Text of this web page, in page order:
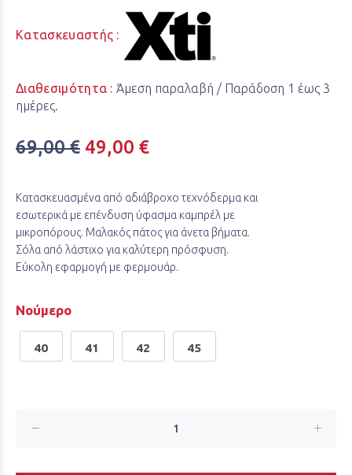
Κατασκευαστής :
Διαθεσιμότητα :Άμεση παραλαβή / Παράδoση 1 έως 3
ημέρες.
69,00 € 49,00 €
Κατασκευασμένα από αδιάβροχο τεχνόδερμα και
εσωτερικά με επένδυση ύφασμα καμπρέλ με
μικροπόρους. Μαλακός πάτος για άνετα βήματα.
Σόλα από λάστιχο για καλύτερη πρόσφυση.
Εύκολη εφαρμογή με φερμουάρ.
Νούμερο
40 41 42 45